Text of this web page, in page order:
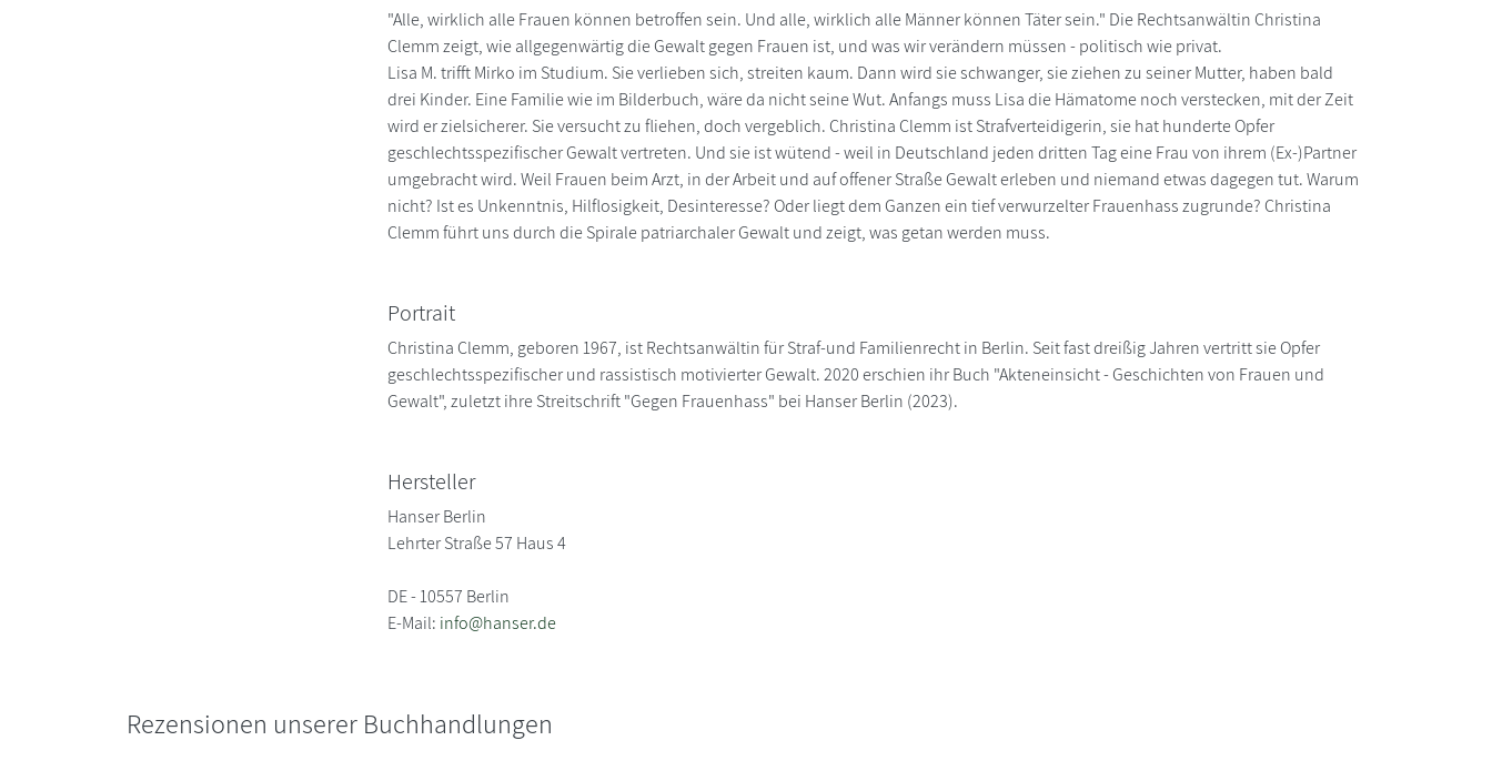
"Alle, wirklich alle Frauen können betroffen sein. Und alle, wirklich alle Männer können Täter sein." Die Rechtsanwältin Christina
Clemm zeigt, wie allgegenwärtig die Gewalt gegen Frauen ist, und was wir verändern müssen - politisch wie privat.
Lisa M. trifft Mirko im Studium. Sie verlieben sich, streiten kaum. Dann wird sie schwanger, sie ziehen zu seiner Mutter, haben bald
drei Kinder. Eine Familie wie im Bilderbuch, wäre da nicht seine Wut. Anfangs muss Lisa die Hämatome noch verstecken, mit der Zeit
wird er zielsicherer. Sie versucht zu fliehen, doch vergeblich. Christina Clemm ist Strafverteidigerin, sie hat hunderte Opfer
geschlechtsspezifischer Gewalt vertreten. Und sie ist wütend - weil in Deutschland jeden dritten Tag eine Frau von ihrem (Ex-)Partner
umgebracht wird. Weil Frauen beim Arzt, in der Arbeit und auf offener Straße Gewalt erleben und niemand etwas dagegen tut. Warum
nicht? Ist es Unkenntnis, Hilflosigkeit, Desinteresse? Oder liegt dem Ganzen ein tief verwurzelter Frauenhass zugrunde? Christina
Clemm führt uns durch die Spirale patriarchaler Gewalt und zeigt, was getan werden muss.
Portrait
Christina Clemm, geboren 1967, ist Rechtsanwältin für Straf-und Familienrecht in Berlin. Seit fast dreißig Jahren vertritt sie Opfer
geschlechtsspezifischer und rassistisch motivierter Gewalt. 2020 erschien ihr Buch "Akteneinsicht - Geschichten von Frauen und
Gewalt", zuletzt ihre Streitschrift "Gegen Frauenhass" bei Hanser Berlin (2023).
Hersteller
Hanser Berlin
Lehrter Straße 57 Haus 4
DE - 10557 Berlin
E-Mail: info@hanser.de
Rezensionen unserer Buchhandlungen